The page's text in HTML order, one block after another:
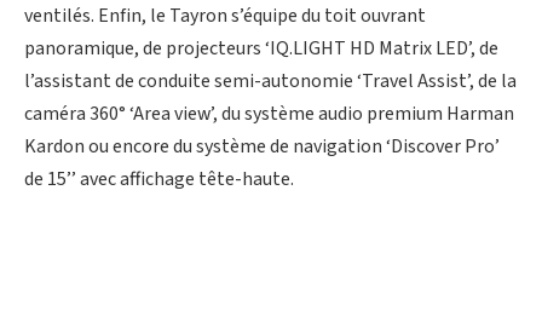
ventilés. Enfin, le Tayron s’équipe du toit ouvrant
panoramique, de projecteurs ‘IQ.LIGHT HD Matrix LED’, de
l’assistant de conduite semi-autonomie ‘Travel Assist’, de la
caméra 360° ‘Area view’, du système audio premium Harman
Kardon ou encore du système de navigation ‘Discover Pro’
de 15’’ avec affichage tête-haute.